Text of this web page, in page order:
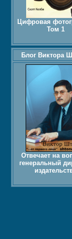
Цифровая
Том 1
Блог Виктора
Отвечает на
генеральный